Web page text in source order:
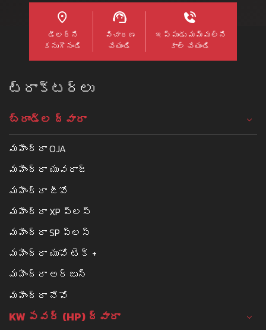
డీలర్ని
కనుగొనండి
విచారణ
చేయండి
ఇప్పుడు మమ్మల్ని
కాల్ చేయండి
ట్రాక్టర్లు
బ్రాండ్ల ద్వారా
మహీంద్రా OJA
మహీంద్రా యువరాజ్
మహీంద్రా జీవో
మహీంద్రా XP ప్లస్
మహీంద్రా SP ప్లస్
మహీంద్రా యువో టెక్ +
మహీంద్రా అర్జున్
మహీంద్రా నోవో
KW పవర్ (HP) ద్వారా